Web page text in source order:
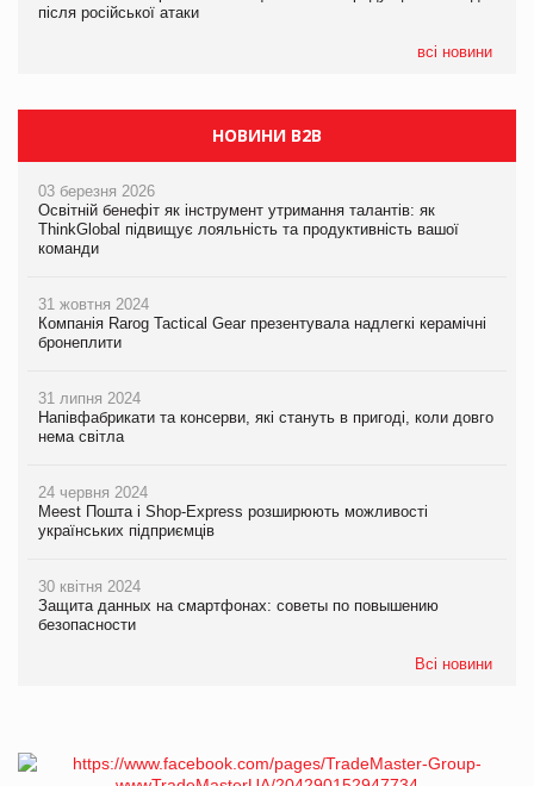
після російської атаки
всі новини
Сергій Лісунов про заморожені хлібобулочні вироби на
після російської атаки
НОВИНИ B2B
03 березня 2026
Освітній бенефіт як інструмент утримання талантів: як
ThinkGlobal підвищує лояльність та продуктивність вашої
команди
31 жовтня 2024
Компанія Rarog Tactical Gear презентувала надлегкі керамічні
бронеплити
31 липня 2024
Напівфабрикати та консерви, які стануть в пригоді, коли довго
нема світла
24 червня 2024
Meest Пошта і Shop-Express розширюють можливості
українських підприємців
30 квітня 2024
Защита данных на смартфонах: советы по повышению
безопасности
Всі новини